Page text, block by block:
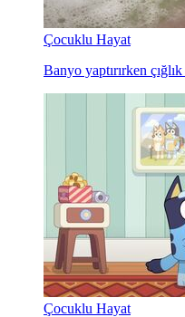
Çocuklu Hayat
Banyo yaptırırken
Çocuklu Hayat